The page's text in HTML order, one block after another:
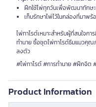
ฝึกใช้ไพ่ทุกวันเพื่อพัฒนาทักษะ
เก็บรักษาไพ่ไว้ในกล่องที่มาพ
ไพ่ทาโรต์เหมาะสำหรับผู้ที่สนใจ
ทำนาย ซื้อชุดไพ่ทาโรต์ธีมแมวคุ
ลงตัว
#ไพ่ทาโรต์ #การทำนาย #ฝึกจิต
Product Information